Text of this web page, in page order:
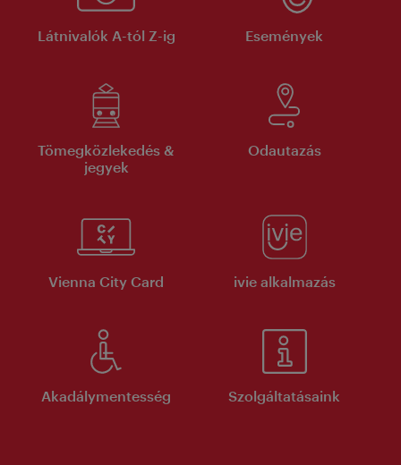
Látnivalók A-tól Z-ig Események
Tömegközlekedés &
jegyek
Odautazás
Vienna City Card ivie alkalmazás
Akadálymentesség Szolgáltatásaink